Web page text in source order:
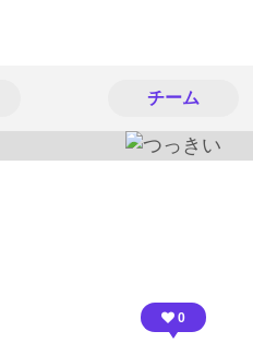
チーム
0